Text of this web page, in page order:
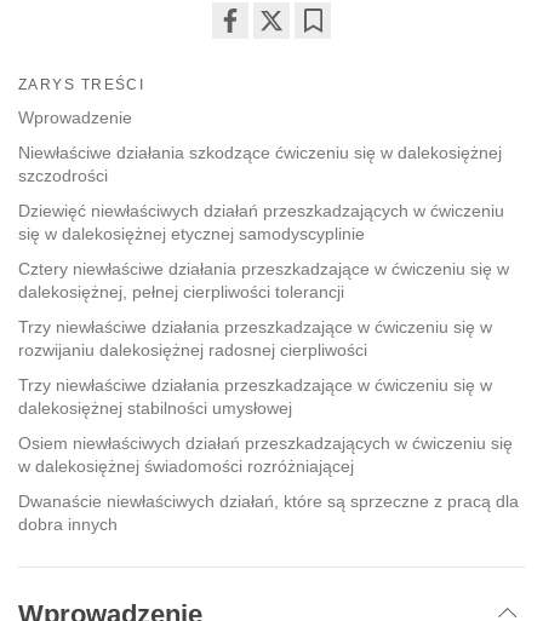
ZARYS TREŚCI
Wprowadzenie
Niewłaściwe działania szkodzące ćwiczeniu się w dalekosiężnej
szczodrości
Dziewięć niewłaściwych działań przeszkadzających w ćwiczeniu
się w dalekosiężnej etycznej samodyscyplinie
Cztery niewłaściwe działania przeszkadzające w ćwiczeniu się w
dalekosiężnej, pełnej cierpliwości tolerancji
Trzy niewłaściwe działania przeszkadzające w ćwiczeniu się w
rozwijaniu dalekosiężnej radosnej cierpliwości
Trzy niewłaściwe działania przeszkadzające w ćwiczeniu się w
dalekosiężnej stabilności umysłowej
Osiem niewłaściwych działań przeszkadzających w ćwiczeniu się
w dalekosiężnej świadomości rozróżniającej
Dwanaście niewłaściwych działań, które są sprzeczne z pracą dla
dobra innych
Wprowadzenie